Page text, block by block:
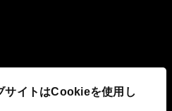
サイトはCookieを使用し
み